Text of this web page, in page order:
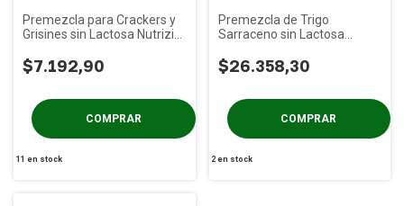
Premezcla para Crackers y
Grisines sin Lactosa Nutrizio
$7.192,90
11 en stock
Premezcla de Trigo
Sarraceno sin Lactosa
$26.358,30
2 en stock